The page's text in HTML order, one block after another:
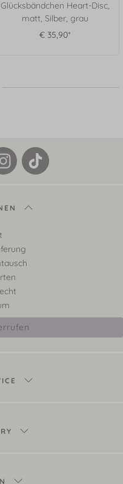
Glücksbändchen Heart-Disc,
matt, Silber, grau
€ 35,90*